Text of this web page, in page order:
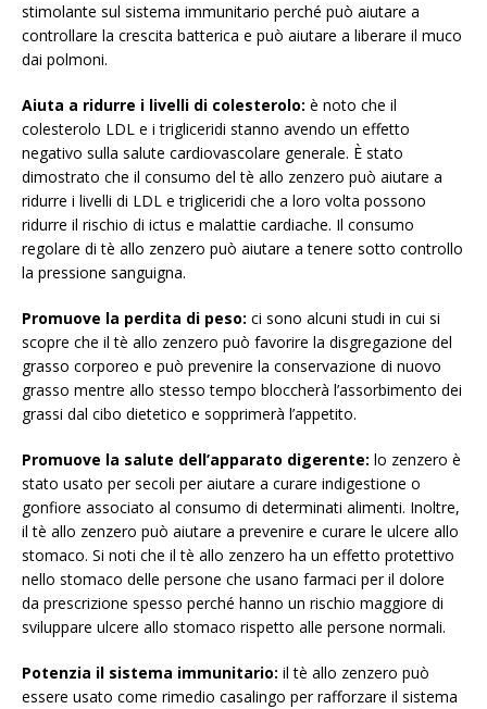
stimolante sul sistema immunitario perché può aiutare a
controllare la crescita batterica e può aiutare a liberare il muco
dai polmoni.
Aiuta a ridurre i livelli di colesterolo: è noto che il
colesterolo LDL e i trigliceridi stanno avendo un effetto
negativo sulla salute cardiovascolare generale. È stato
dimostrato che il consumo del tè allo zenzero può aiutare a
ridurre i livelli di LDL e trigliceridi che a loro volta possono
ridurre il rischio di ictus e malattie cardiache. Il consumo
regolare di tè allo zenzero può aiutare a tenere sotto controllo
la pressione sanguigna.
Promuove la perdita di peso: ci sono alcuni studi in cui si
scopre che il tè allo zenzero può favorire la disgregazione del
grasso corporeo e può prevenire la conservazione di nuovo
grasso mentre allo stesso tempo bloccherà l’assorbimento dei
grassi dal cibo dietetico e sopprimerà l’appetito.
Promuove la salute dell’apparato digerente: lo zenzero è
stato usato per secoli per aiutare a curare indigestione o
gonfiore associato al consumo di determinati alimenti. Inoltre,
il tè allo zenzero può aiutare a prevenire e curare le ulcere allo
stomaco. Si noti che il tè allo zenzero ha un effetto protettivo
nello stomaco delle persone che usano farmaci per il dolore
da prescrizione spesso perché hanno un rischio maggiore di
sviluppare ulcere allo stomaco rispetto alle persone normali.
Potenzia il sistema immunitario: il tè allo zenzero può
essere usato come rimedio casalingo per rafforzare il sistema